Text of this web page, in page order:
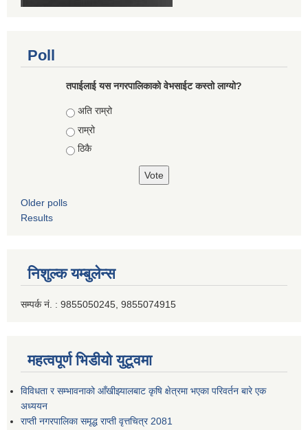
Poll
तपाईलाई यस नगरपालिकाको वेभसाईट कस्तो लाग्यो?
Choices
अति राम्रो
राम्रो
ठिकै
Older polls
Results
निशुल्क यम्बुलेन्स
सम्पर्क नं. : 9855050245, 9855074915
महत्वपूर्ण भिडीयो युटूवमा
विविधता र सम्भावनाको आँखीझ्यालबाट कृषि क्षेत्रमा भएका परिवर्तन बारे एक
अध्ययन
राप्ती नगरपालिका समृद्ध राप्ती वृत्तचित्र 2081